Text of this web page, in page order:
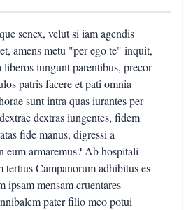
senex, velut si iam agendis
amens metu "per ego te" inquit,
iungunt parentibus, precor
patris facere et pati omnia
sunt intra quas iurantes per
dextras iungentes, fidem
fide manus, digressi a
eum armaremus? Ab hospitali
tertius Campanorum adhibitus es
mensam cruentares
pater filio meo potui